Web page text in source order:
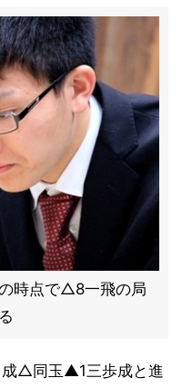
時点で△8一飛の局
△同玉▲1三歩成と進